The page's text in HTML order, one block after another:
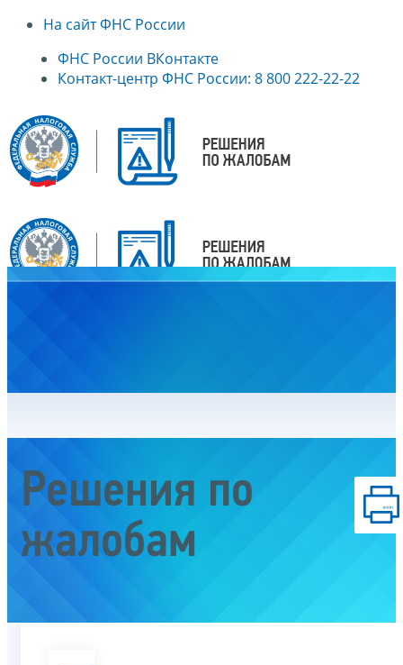
На сайт ФНС России
ФНС России ВКонтакте
Контакт-центр ФНС России: 8 800 222-22-22
Решения по
жалобам